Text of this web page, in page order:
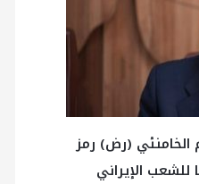
الخامنئي (رض) رمز
الإيراني